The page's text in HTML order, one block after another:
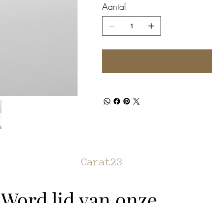
Aantal
Carat23